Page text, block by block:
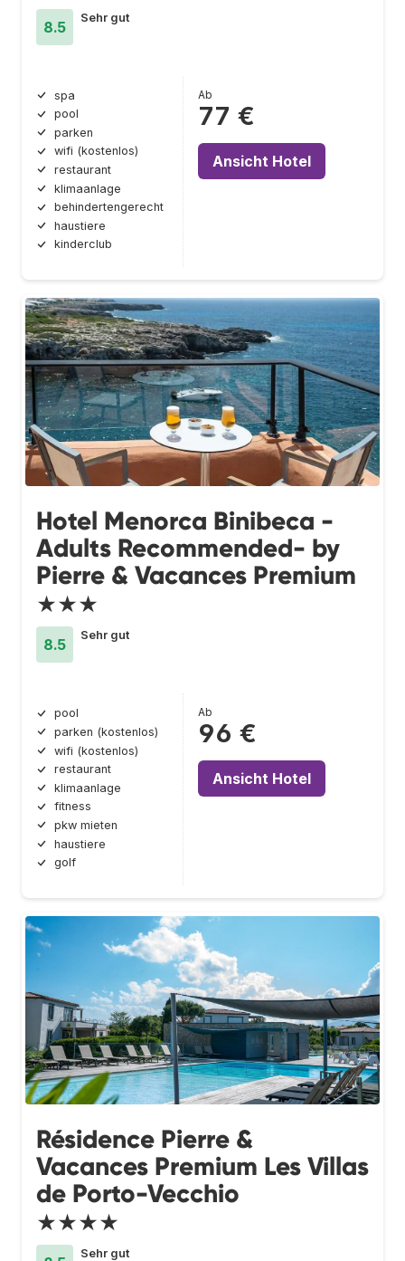
8.5
Sehr gut
spa
pool
parken
wifi (kostenlos)
restaurant
klimaanlage
behindertengerecht
haustiere
kinderclub
Ab
77 €
Ansicht Hotel
Hotel Menorca Binibeca -
Adults Recommended- by
Pierre & Vacances Premium
★★★
8.5
Sehr gut
pool
parken (kostenlos)
wifi (kostenlos)
restaurant
klimaanlage
fitness
pkw mieten
haustiere
golf
Ab
96 €
Ansicht Hotel
Résidence Pierre &
Vacances Premium Les Villas
de Porto-Vecchio
★★★★
Sehr gut